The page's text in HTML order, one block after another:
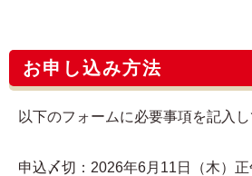
お申し込み方法
以下のフォームに必要事項を記入
申込〆切：2026年6月11日（木）